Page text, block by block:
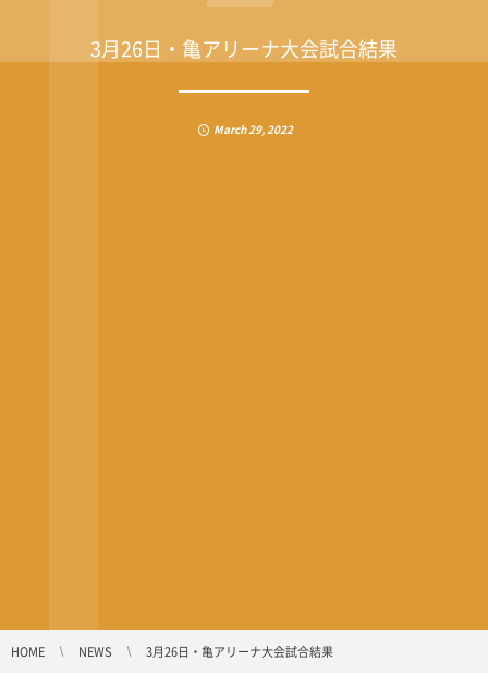
3月26日・亀アリーナ大会試合結果
March 29, 2022
HOME NEWS 3月26日・亀アリーナ大会試合結果